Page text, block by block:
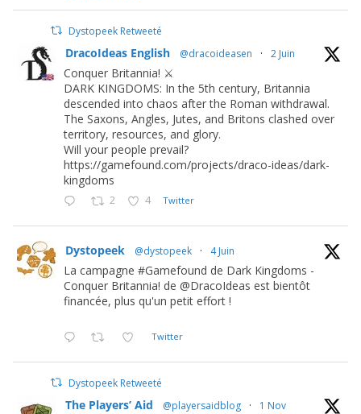
Dystopeek Retweeté
DracoIdeas English @dracoideasen · 2 Juin
Conquer Britannia! ⚔️
DARK KINGDOMS: In the 5th century, Britannia
descended into chaos after the Roman withdrawal.
The Saxons, Angles, Jutes, and Britons clashed over
territory, resources, and glory.
Will your people prevail?
https://gamefound.com/projects/draco-ideas/dark-
kingdoms
2 4 Twitter
Dystopeek @dystopeek · 4 Juin
La campagne #Gamefound de Dark Kingdoms -
Conquer Britannia! de @DracoIdeas est bientôt
financée, plus qu'un petit effort !
Twitter
Dystopeek Retweeté
The Players’ Aid @playersaidblog · 1 Nov